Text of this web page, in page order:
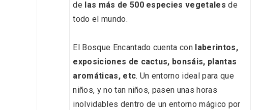
de las más de 500 especies vegetales de
todo el mundo.
El Bosque Encantado cuenta con laberintos,
exposiciones de cactus, bonsáis, plantas
aromáticas, etc. Un entorno ideal para que
niños, y no tan niños, pasen unas horas
inolvidables dentro de un entorno mágico por
Moradillo de Roa